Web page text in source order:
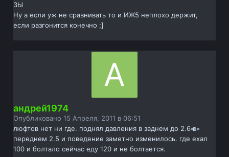
ЗЫ
Ну а если уж не сравнивать то и ИЖ5 неплохо держит,
если разгонится конечно ;]
андрей1974
Опубликовано15 Апреля, 2011 в 06:51
люфтов нет ни где. поднял давления в заднем до 2.6 в
переднем 2.5 и поведение заметно изменилось. где ехал
100 и болтало сейчас еду 120 и не болтается.